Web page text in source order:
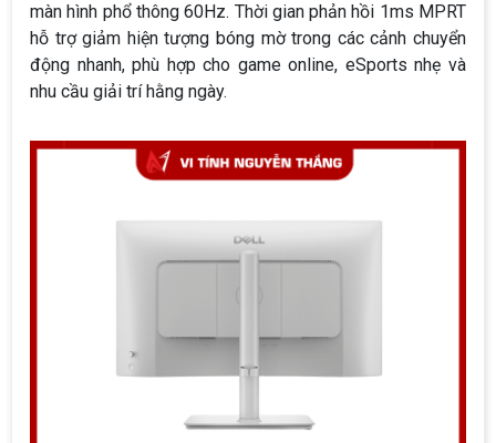
màn hình phổ thông 60Hz. Thời gian phản hồi 1ms MPRT
hỗ trợ giảm hiện tượng bóng mờ trong các cảnh chuyển
động nhanh, phù hợp cho game online, eSports nhẹ và
nhu cầu giải trí hằng ngày.